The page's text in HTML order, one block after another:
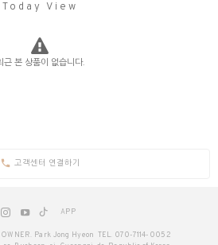
Today View
근 본 상품이 없습니다.
고객센터 연결하기
APP
OWNER. Park Jong Hyeon TEL. 070-7114-0052